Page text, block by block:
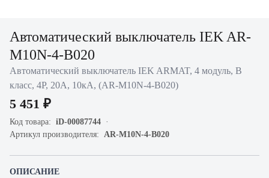
Автоматический выключатель IEK AR-
M10N-4-B020
Автоматический выключатель IEK ARMAT, 4 модуль, B
класс, 4P, 20А, 10кА, (AR-M10N-4-B020)
5 451 ₽
Код товара: iD-00087744
Артикул производителя: AR-M10N-4-B020
ОПИСАНИЕ